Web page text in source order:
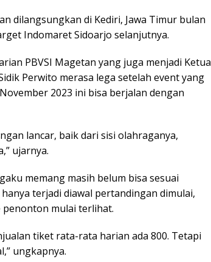
dilangsungkan di Kediri, Jawa Timur bulan
Indomaret Sidoarjo selanjutnya.
PBVSI Magetan yang juga menjadi Ketua
Perwito merasa lega setelah event yang
2023 ini bisa berjalan dengan
lancar, baik dari sisi olahraganya,
ujarnya.
memang masih belum bisa sesuai
terjadi diawal pertandingan dimulai,
penonton mulai terlihat.
tiket rata-rata harian ada 800. Tetapi
ungkapnya.